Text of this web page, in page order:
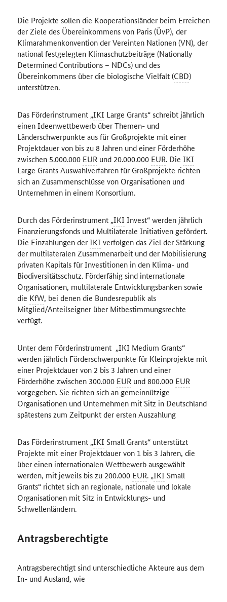
Die Projekte sollen die Kooperationsländer beim Erreichen
der Ziele des Übereinkommens von Paris (ÜvP), der
Klimarahmenkonvention der Vereinten Nationen (VN), der
national festgelegten Klimaschutzbeiträge (Nationally
Determined Contributions – NDCs) und des
Übereinkommens über die biologische Vielfalt (CBD)
unterstützen.
Das Förderinstrument „IKI Large Grants“ schreibt jährlich
einen Ideenwettbewerb über Themen- und
Länderschwerpunkte aus für Großprojekte mit einer
Projektdauer von bis zu 8 Jahren und einer Förderhöhe
zwischen 5.000.000 EURund 20.000.000 EUR. Die IKI
Large Grants Auswahlverfahren für Großprojekte richten
sich an Zusammenschlüsse von Organisationen und
Unternehmen in einem Konsortium.
Durch das Förderinstrument „IKI Invest“ werden jährlich
Finanzierungsfonds und Multilaterale Initiativen gefördert.
Die Einzahlungen derIKI verfolgen das Ziel der Stärkung
der multilateralen Zusammenarbeit und der Mobilisierung
privaten Kapitals für Investitionen in den Klima- und
Biodiversitätsschutz. Förderfähig sind internationale
Organisationen, multilaterale Entwicklungsbanken sowie
die KfW, bei denen die Bundesrepublik als
Mitglied/Anteilseigner über Mitbestimmungsrechte
verfügt.
Unter dem Förderinstrument „IKI Medium Grants“
werden jährlich Förderschwerpunkte für Kleinprojekte mit
einer Projektdauer von 2 bis 3 Jahren und einer
Förderhöhe zwischen 300.000 EURund 800.000 EUR
vorgegeben. Sie richten sich an gemeinnützige
Organisationen und Unternehmen mit Sitz in Deutschland
spätestens zum Zeitpunkt der ersten Auszahlung
Das Förderinstrument „IKI Small Grants“ unterstützt
Projekte mit einer Projektdauer von 1 bis 3 Jahren, die
über einen internationalen Wettbewerb ausgewählt
werden, mit jeweils bis zu 200.000 EUR. „IKI Small
Grants“ richtet sich an regionale, nationale und lokale
Organisationen mit Sitz in Entwicklungs- und
Schwellenländern.
Antragsberechtigte
Antragsberechtigt sind unterschiedliche Akteure aus dem
In- und Ausland, wie